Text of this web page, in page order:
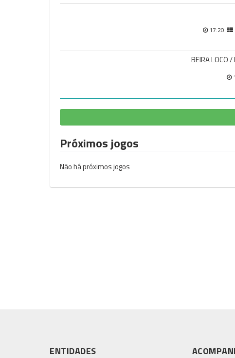
17:20
BEIRA LOCO
Próximos jogos
Não há próximos jogos
ENTIDADES